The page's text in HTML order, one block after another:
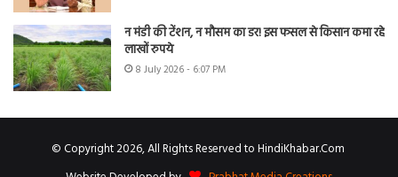
न मंडी की टेंशन, न मौसम का डर! इस फसल से किसान कमा रहे
लाखों रुपये
8 July 2026 - 6:07 PM
© Copyright 2026, All Rights Reserved to HindiKhabar.Com